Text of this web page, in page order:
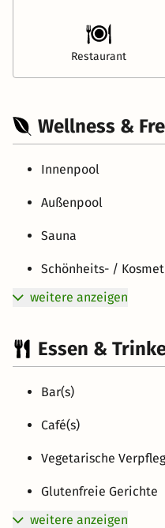
Restaurant
Wellness &
Innenpool
Außenpool
Sauna
Schönheits- /
weitere anzeigen
Essen &
Bar(s)
Café(s)
Vegetarische
Glutenfreie Gerichte
weitere anzeigen